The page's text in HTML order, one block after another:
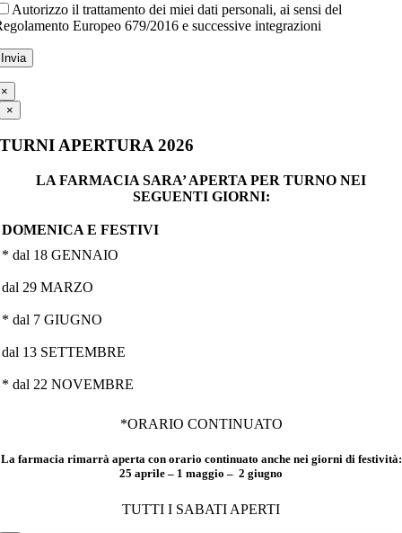
Autorizzo il trattamento dei miei dati personali, ai sensi del
Europeo 679/2016 e successive integrazioni
×
×
TURNI APERTURA 2026
LA FARMACIA SARA’ APERTA PER TURNO NEI
SEGUENTI GIORNI:
DOMENICA E FESTIVI
* dal 18 GENNAIO
dal 29 MARZO
* dal 7 GIUGNO
dal 13 SETTEMBRE
* dal 22 NOVEMBRE
*ORARIO CONTINUATO
La farmacia rimarrà aperta con orario continuato anche nei giorni di festività:
25 aprile – 1 maggio – 2 giugno
TUTTI I SABATI APERTI